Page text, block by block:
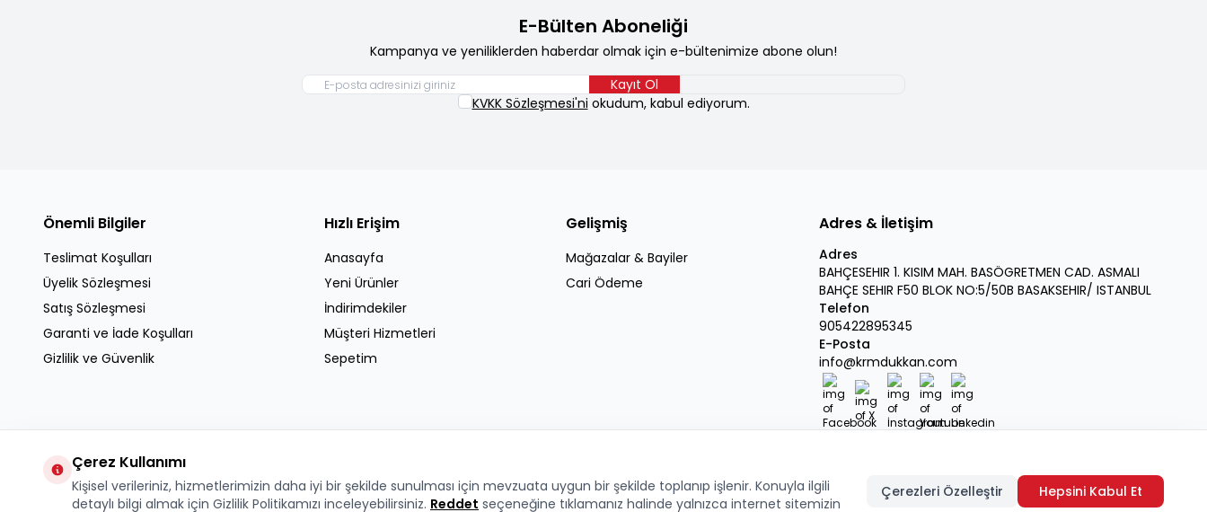
E-Bülten Aboneliği
Kampanya ve yeniliklerden haberdar olmak için e-bültenimize abone olun!
Kayıt Ol
KVKK Sözleşmesi'ni okudum, kabul ediyorum.
Önemli Bilgiler
Teslimat Koşulları
Üyelik Sözleşmesi
Satış Sözleşmesi
Garanti ve İade Koşulları
Gizlilik ve Güvenlik
Hızlı Erişim
Anasayfa
Yeni Ürünler
İndirimdekiler
Müşteri Hizmetleri
Sepetim
Gelişmiş
Mağazalar & Bayiler
Cari Ödeme
Adres & İletişim
Adres
BAHÇESEHIR 1. KISIM MAH. BASÖGRETMEN CAD. ASMALI
BAHÇE SEHIR F50 BLOK NO:5/50B BASAKSEHIR/ ISTANBUL
Telefon
905422895345
E-Posta
info@krmdukkan.com
Facebook
X İnstagram
Youtube
Çerez Kullanımı
Kişisel verileriniz, hizmetlerimizin daha iyi bir şekilde sunulması için mevzuata uygun bir şekilde toplanıp işlenir. Konuyla ilgili
detaylı bilgi almak için Gizlilik Politikamızı inceleyebilirsiniz. Reddet seçeneğine tıklamanız halinde yalnızca internet sitemizin
Çerezleri Özelleştir Hepsini Kabul Et